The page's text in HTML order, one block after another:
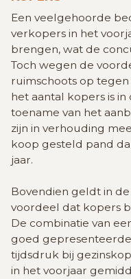
Een veelgehoorde
verkopers in het
brengen, wat de
Toch wegen de
ruimschoots op
het aantal kopers is
toename van het
zijn in verhouding
koop gesteld pand
jaar.
Bovendien geldt in
voordeel dat kopers
De combinatie van
goed
tijdsdruk bij
in het voorjaar